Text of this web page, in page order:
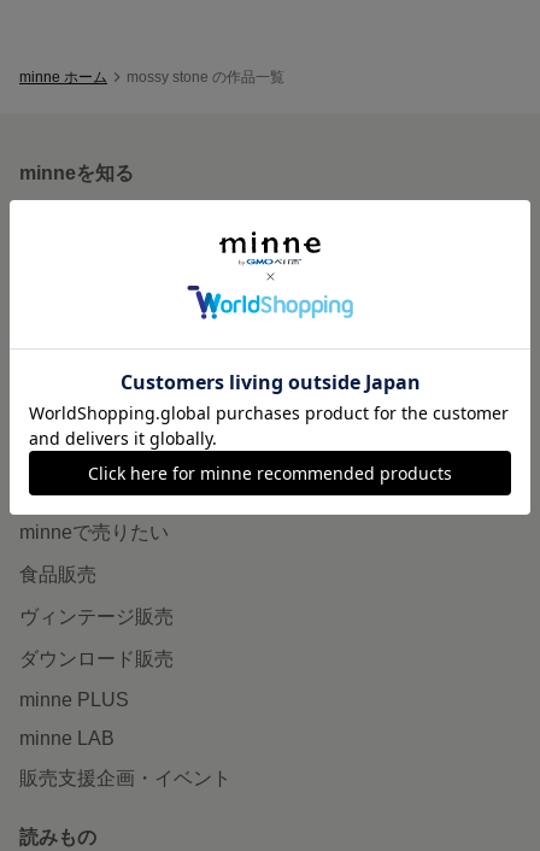
minne ホーム mossy stone の作品一覧
minneを知る
ショップをさがす
特集
作品販売について
minneで売りたい
食品販売
ヴィンテージ販売
ダウンロード販売
minne PLUS
minne LAB
販売支援企画・イベント
読みもの